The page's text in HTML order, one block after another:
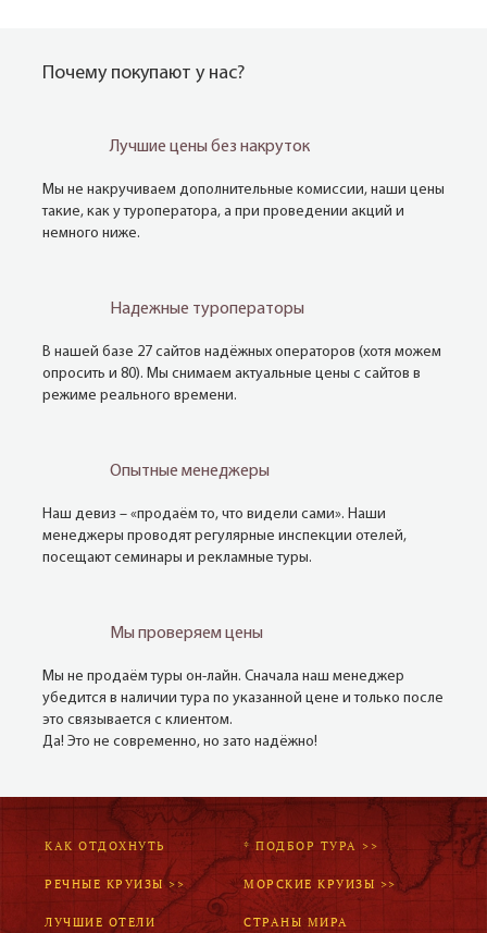
Почему покупают у нас?
Лучшие цены без накруток
Мы не накручиваем дополнительные комиссии, наши цены
такие, как у туроператора, а при проведении акций и
немного ниже.
Надежные туроператоры
В нашей базе 27 сайтов надёжных операторов (хотя можем
опросить и 80). Мы снимаем актуальные цены с сайтов в
режиме реального времени.
Опытные менеджеры
Наш девиз – «продаём то, что видели сами». Наши
менеджеры проводят регулярные инспекции отелей,
посещают семинары и рекламные туры.
Мы проверяем цены
Мы не продаём туры он-лайн. Сначала наш менеджер
убедится в наличии тура по указанной цене и только после
это связывается с клиентом.
Да! Это не современно, но зато надёжно!
КАК ОТДОХНУТЬ * ПОДБОР ТУРА >>
РЕЧНЫЕ КРУИЗЫ >> МОРСКИЕ КРУИЗЫ >>
ЛУЧШИЕ ОТЕЛИ СТРАНЫ МИРА